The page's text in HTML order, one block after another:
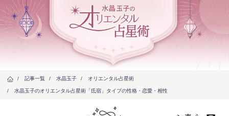
/ 記事一覧 / 水晶玉子 / オリエンタル占星術
/ 水晶玉子のオリエンタル占星術「氐宿」タイプの性格・恋愛・相性